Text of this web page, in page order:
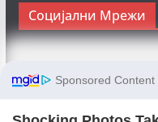
Социјални Мрежи